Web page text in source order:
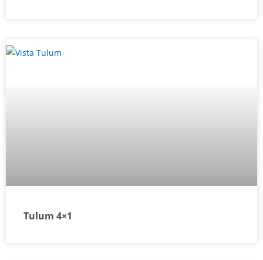
Tulum 4×1